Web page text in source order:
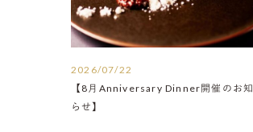
2026/07/22
【8月Anniversary Dinner開催のお知
らせ】